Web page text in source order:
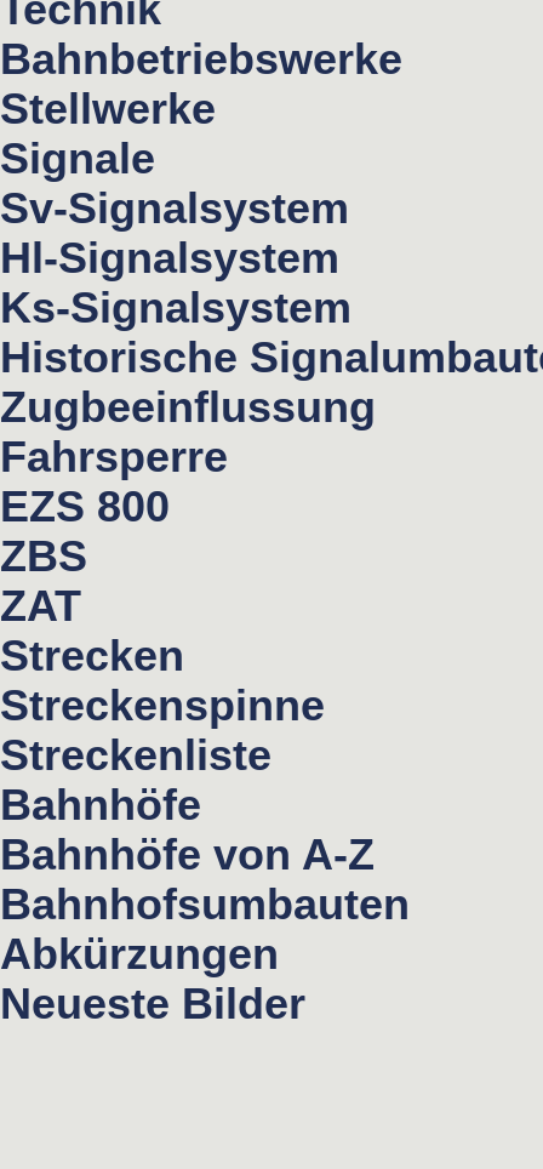
Bahnbetriebswerke
Stellwerke
Signale
Sv-Signalsystem
Hl-Signalsystem
Ks-Signalsystem
Historische
Zugbeeinflussung
Fahrsperre
EZS 800
ZBS
ZAT
Strecken
Streckenspinne
Streckenliste
Bahnhöfe
Bahnhöfe von A-Z
Bahnhofsumbauten
Abkürzungen
Neueste Bilder